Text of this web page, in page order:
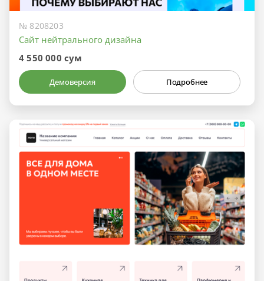
№ 8208203
Сайт нейтрального дизайна
4 550 000 сум
Демоверсия Подробнее